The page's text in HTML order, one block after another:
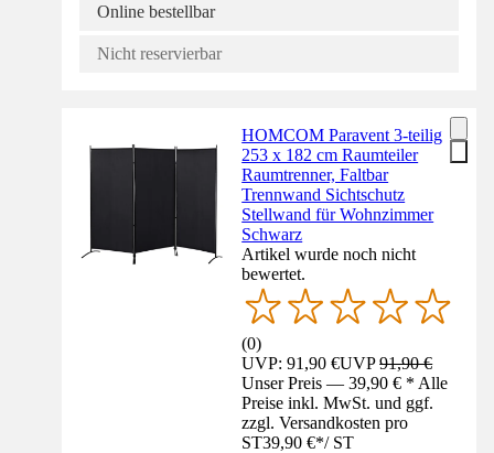
Online bestellbar
Nicht reservierbar
HOMCOM Paravent 3-teilig
253 x 182 cm Raumteiler
Raumtrenner, Faltbar
Trennwand Sichtschutz
Stellwand für Wohnzimmer
Schwarz
Artikel wurde noch nicht
bewertet.
(0)
UVP: 91,90 €UVP91,90 €
Unser Preis — 39,90 € * Alle
Preise inkl. MwSt. und ggf.
zzgl. Versandkosten pro
ST39,90 €*/ ST